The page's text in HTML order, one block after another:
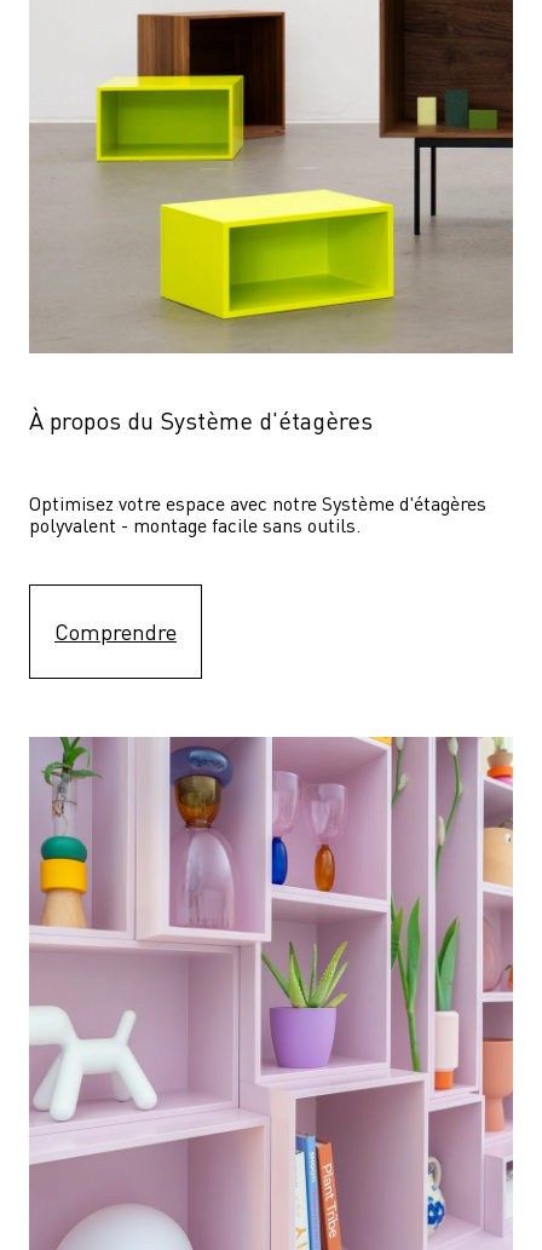
À propos du Système d'étagères
Optimisez votre espace avec notre Système d'étagères
polyvalent - montage facile sans outils.
Comprendre